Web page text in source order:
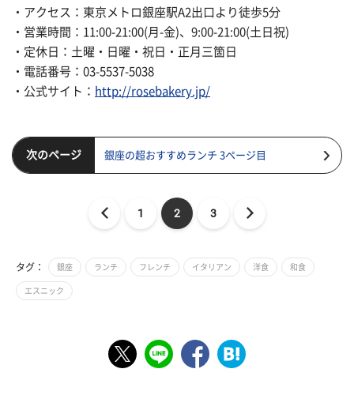
・アクセス：東京メトロ銀座駅A2出口より徒歩5分
・営業時間：11:00-21:00(月-金)、9:00-21:00(土日祝)
・定休日：土曜・日曜・祝日・正月三箇日
・電話番号：03-5537-5038
・公式サイト： http://rosebakery.jp/
次のページ 銀座の超おすすめランチ 3ページ目
1 2 3
タグ： 銀座 ランチ フレンチ イタリアン 洋食 和食
エスニック